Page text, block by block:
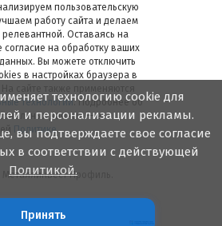
пользовательскую
работу сайта и делаем
Оставаясь на
согласие на обработку ваших
Вы можете отключить
в настройках браузера в
технологии. Подробнее об
данных — в
Политике.
Профиль.
технологию cookie для
и персонализации рекламы.
вы подтверждаете свое согласие
в соответствии с действующей
Политикой.
Принять